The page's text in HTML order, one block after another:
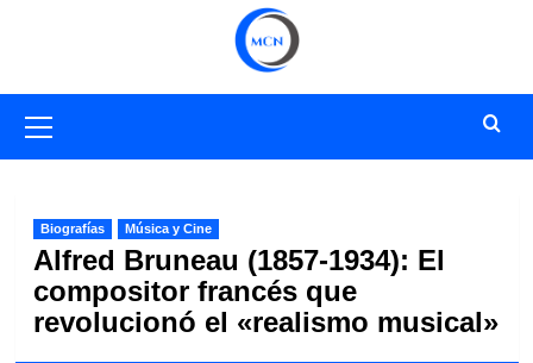
primario
Biografías Música y Cine
Alfred Bruneau (1857-1934): El
compositor francés que
revolucionó el «realismo musical»